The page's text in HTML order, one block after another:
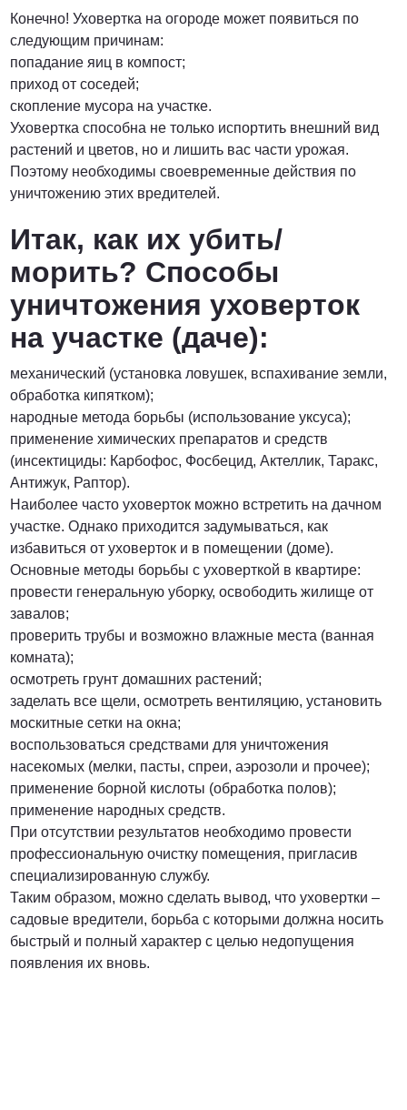
Конечно! Уховертка на огороде может появиться по
следующим причинам:
попадание яиц в компост;
приход от соседей;
скопление мусора на участке.
Уховертка способна не только испортить внешний вид
растений и цветов, но и лишить вас части урожая.
Поэтому необходимы своевременные действия по
уничтожению этих вредителей.
Итак, как их убить/
морить? Способы
уничтожения уховерток
на участке (даче):
механический (установка ловушек, вспахивание земли,
обработка кипятком);
народные метода борьбы (использование уксуса);
применение химических препаратов и средств
(инсектициды: Карбофос, Фосбецид, Актеллик, Таракс,
Антижук, Раптор).
Наиболее часто уховерток можно встретить на дачном
участке. Однако приходится задумываться, как
избавиться от уховерток и в помещении (доме).
Основные методы борьбы с уховерткой в квартире:
провести генеральную уборку, освободить жилище от
завалов;
проверить трубы и возможно влажные места (ванная
комната);
осмотреть грунт домашних растений;
заделать все щели, осмотреть вентиляцию, установить
москитные сетки на окна;
воспользоваться средствами для уничтожения
насекомых (мелки, пасты, спреи, аэрозоли и прочее);
применение борной кислоты (обработка полов);
применение народных средств.
При отсутствии результатов необходимо провести
профессиональную очистку помещения, пригласив
специализированную службу.
Таким образом, можно сделать вывод, что уховертки –
садовые вредители, борьба с которыми должна носить
быстрый и полный характер с целью недопущения
появления их вновь.